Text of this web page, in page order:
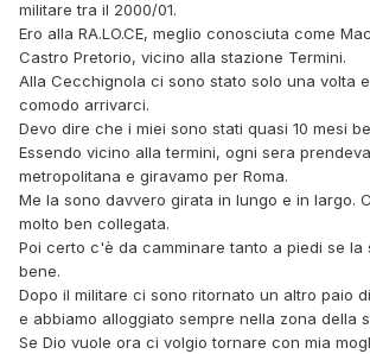
militare tra il 2000/01.
Ero alla RA.LO.CE, meglio conosciuta come
Castro Pretorio, vicino alla stazione Termini.
Alla Cecchignola ci sono stato solo una volta
comodo arrivarci.
Devo dire che i miei sono stati quasi 10 mesi
Essendo vicino alla termini, ogni sera
metropolitana e giravamo per Roma.
Me la sono davvero girata in lungo e in largo.
molto ben collegata.
Poi certo c'è da camminare tanto a piedi se la
bene.
Dopo il militare ci sono ritornato un altro paio
e abbiamo alloggiato sempre nella zona della
Se Dio vuole ora ci volgio tornare con mia